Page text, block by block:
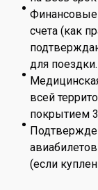
Финансовые
счета (как
для поездки.
всей
покрытием
(если